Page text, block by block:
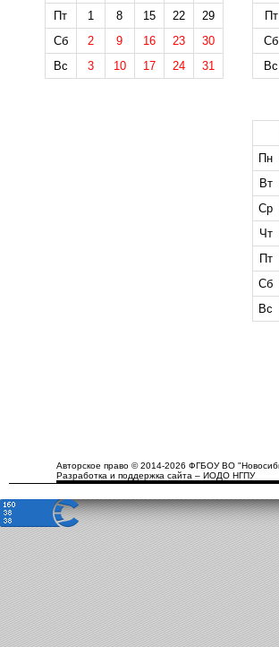
Пт
1 8 15 22
29
Сб
2 9 16 23
30
Вс
3 10 17 24 31
Пт
Сб
Вс
Пн
Вт
Ср
Чт
Пт
Сб
Вс
Авторское право © 2014-2026 ФГБОУ ВО
Разработка и поддержка сайта – ИОДО НГПУ